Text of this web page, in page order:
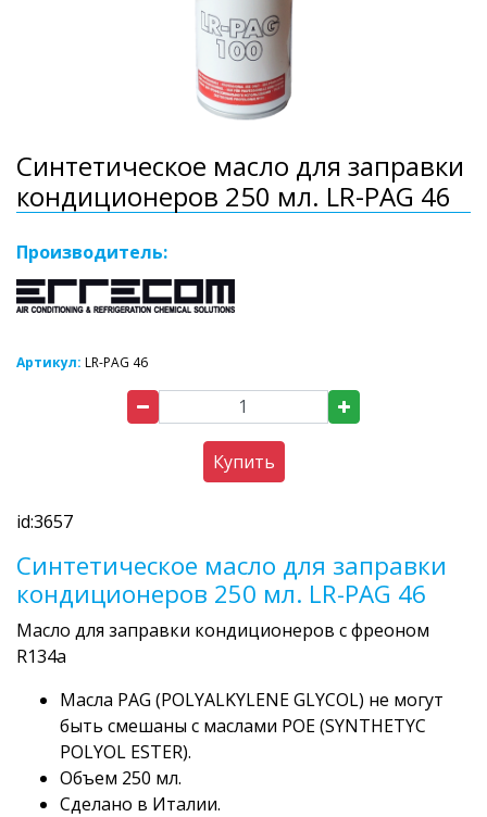
Синтетическое масло для заправки
кондиционеров 250 мл. LR-PAG 46
Производитель:
Артикул: LR-PAG 46
Купить
id:3657
Синтетическое масло для заправки
кондиционеров 250 мл. LR-PAG 46
Масло для заправки кондиционеров с фреоном
R134a
Масла PAG (POLYALKYLENE GLYCOL) не могут
быть смешаны с маслами POE (SYNTHETYC
POLYOL ESTER).
Объем 250 мл.
Сделано в Италии.